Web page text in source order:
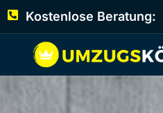
Kostenlose Beratung: